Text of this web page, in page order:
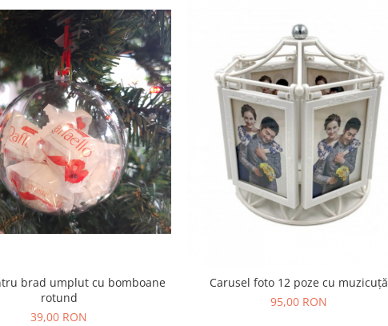
brad umplut cu bomboane
rotund
39,00 RON
Carusel foto 12 poze cu muzicuță
95,00 RON